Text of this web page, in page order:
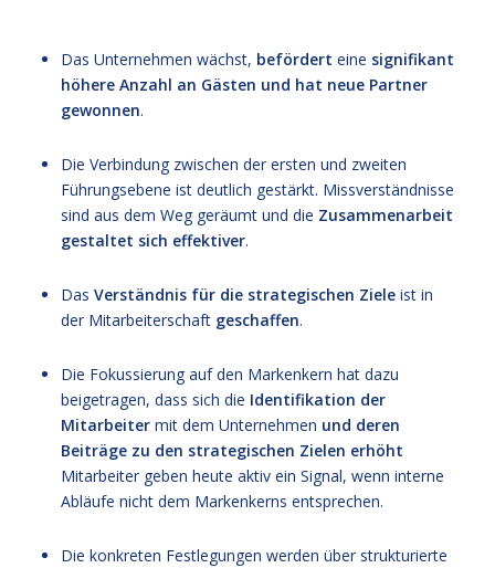
Das Unternehmen wächst, befördert eine signifikant
höhere Anzahl an Gästen und hat neue Partner
gewonnen.
Die Verbindung zwischen der ersten und zweiten
Führungsebene ist deutlich gestärkt. Missverständnisse
sind aus dem Weg geräumt und die Zusammenarbeit
gestaltet sich effektiver.
Das Verständnis für die strategischen Zieleist in
der Mitarbeiterschaft geschaffen.
Die Fokussierung auf den Markenkern hat dazu
beigetragen, dass sich die Identifikation der
Mitarbeitermit dem Unternehmen und deren
Beiträge zu den strategischen Zielen erhöht
Mitarbeiter geben heute aktiv ein Signal, wenn interne
Abläufe nicht dem Markenkerns entsprechen.
Die konkreten Festlegungen werden über strukturierte